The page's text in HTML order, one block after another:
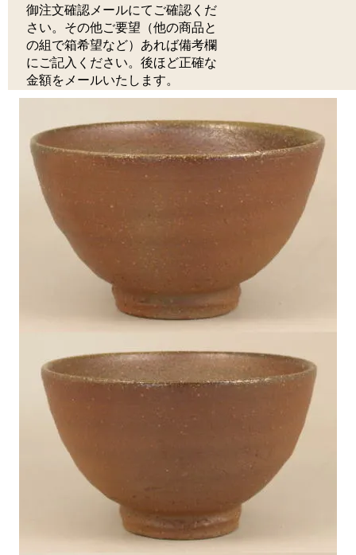
御注文確認メールにてご確認くだ
さい。その他ご要望（他の商品と
の組で箱希望など）あれば備考欄
にご記入ください。後ほど正確な
金額をメールいたします。